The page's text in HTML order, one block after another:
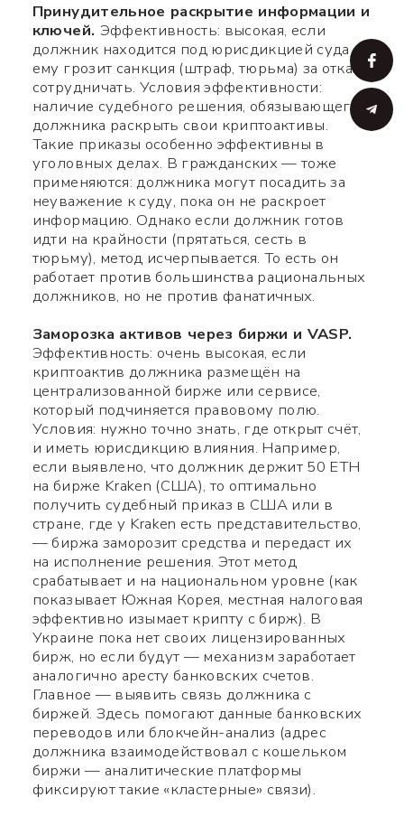
Принудительное раскрытие информации и
ключей. Эффективность: высокая, если
должник находится под юрисдикцией суда и
ему грозит санкция (штраф, тюрьма) за отказ
сотрудничать. Условия эффективности:
наличие судебного решения, обязывающего
должника раскрыть свои криптоактивы.
Такие приказы особенно эффективны в
уголовных делах. В гражданских — тоже
применяются: должника могут посадить за
неуважение к суду, пока он не раскроет
информацию. Однако если должник готов
идти на крайности (прятаться, сесть в
тюрьму), метод исчерпывается. То есть он
работает против большинства рациональных
должников, но не против фанатичных.
Заморозка активов через биржи и VASP.
Эффективность: очень высокая, если
криптоактив должника размещён на
централизованной бирже или сервисе,
который подчиняется правовому полю.
Условия: нужно точно знать, где открыт счёт,
и иметь юрисдикцию влияния. Например,
если выявлено, что должник держит 50 ETH
на бирже Kraken (США), то оптимально
получить судебный приказ в США или в
стране, где у Kraken есть представительство,
— биржа заморозит средства и передаст их
на исполнение решения. Этот метод
срабатывает и на национальном уровне (как
показывает Южная Корея, местная налоговая
эффективно изымает крипту с бирж). В
Украине пока нет своих лицензированных
бирж, но если будут — механизм заработает
аналогично аресту банковских счетов.
Главное — выявить связь должника с
биржей. Здесь помогают данные банковских
переводов или блокчейн-анализ (адрес
должника взаимодействовал с кошельком
биржи — аналитические платформы
фиксируют такие «кластерные» связи).